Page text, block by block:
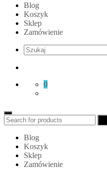
Blog
Koszyk
Sklep
Zamówienie
0
Search
for:
Blog
Koszyk
Sklep
Zamówienie